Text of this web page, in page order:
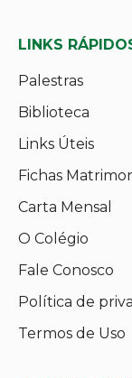
LINKS
Palestras
Biblioteca
Links Úteis
Fichas
Carta Mensal
O Colégio
Fale Conosco
Política de
Termos de Uso